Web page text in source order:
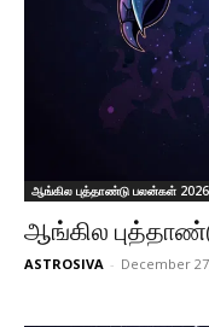
ஆங்கில புத்தாண்டு பலன்கள் 2026
ஆங்கில
ASTROSIVA - December